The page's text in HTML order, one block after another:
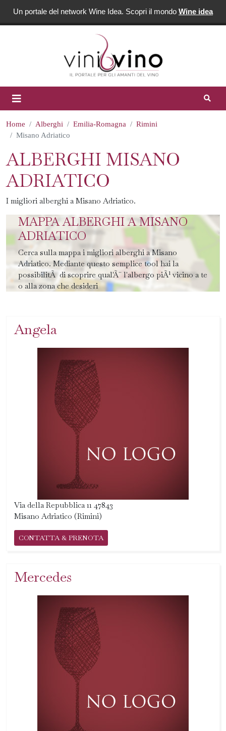
Un portale del network Wine Idea. Scopri il mondo Wine idea
Home Alberghi Emilia-Romagna
Rimini
Misano Adriatico
ALBERGHI MISANO
ADRIATICO
I migliori alberghi a Misano Adriatico.
MAPPA ALBERGHI A MISANO
ADRIATICO
Cerca sulla mappa i migliori alberghi a Misano
Adriatico. Mediante questo semplice tool hai la
possibilitÃ di scoprire qual'Ã¨ l'albergo piÃ¹ vicino a te
o alla zona che desideri
Angela
Via della Repubblica 11 47843
Misano Adriatico (Rimini)
CONTATTA & PRENOTA
Mercedes